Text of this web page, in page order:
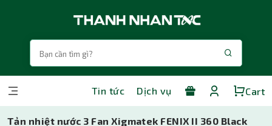
Tin tức Dịch vụ Cart
Tản nhiệt nước 3 Fan Xigmatek FENIX II 360 Black